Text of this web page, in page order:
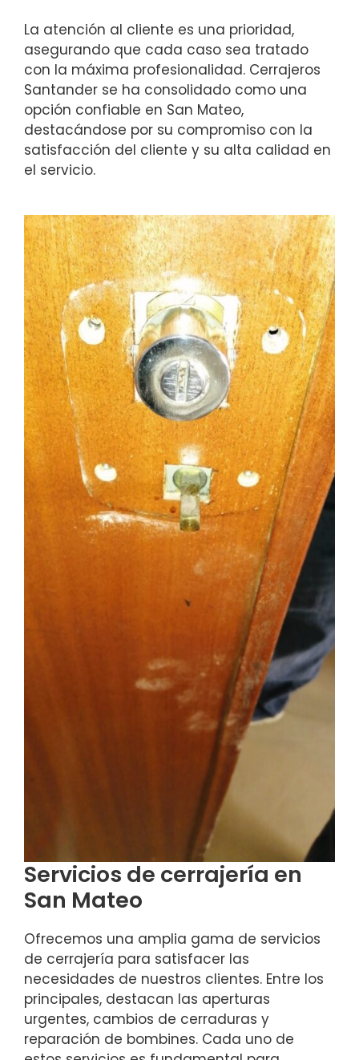
La atención al cliente es una prioridad,
asegurando que cada caso sea tratado
con la máxima profesionalidad. Cerrajeros
Santander se ha consolidado como una
opción confiable en San Mateo,
destacándose por su compromiso con la
satisfacción del cliente y su alta calidad en
el servicio.
Servicios de cerrajería en
San Mateo
Ofrecemos una amplia gama de servicios
de cerrajería para satisfacer las
necesidades de nuestros clientes. Entre los
principales, destacan las aperturas
urgentes, cambios de cerraduras y
reparación de bombines. Cada uno de